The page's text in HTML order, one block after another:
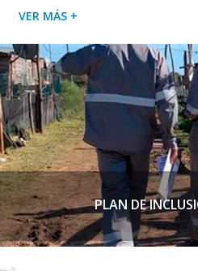
VER MÁS +
PLAN DE